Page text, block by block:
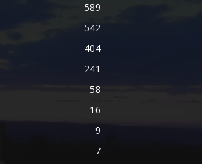
589
542
404
241
58
16
9
7